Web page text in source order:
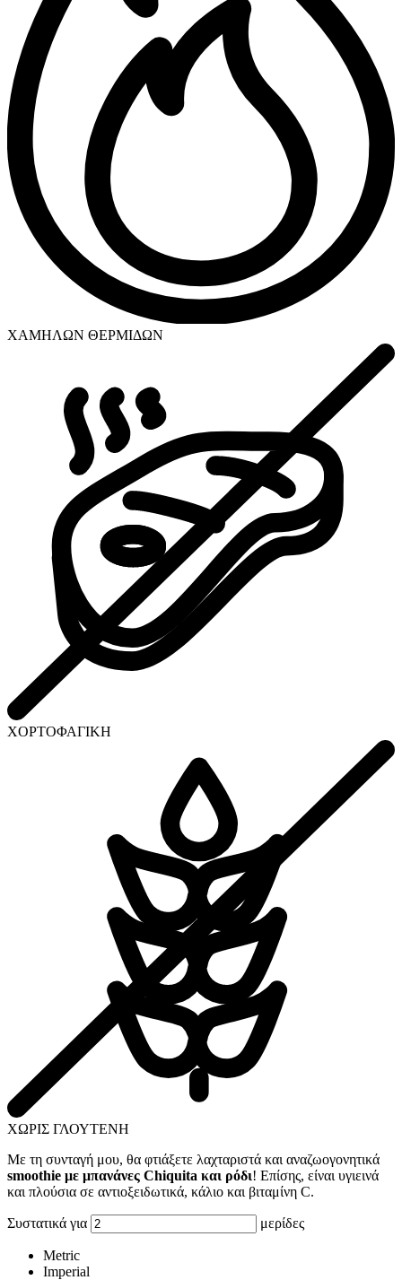
ΧΑΜΗΛΩΝ ΘΕΡΜΙΔΩΝ
ΧΟΡΤΟΦΑΓΙΚΗ
ΧΩΡΙΣ ΓΛΟΥΤΕΝΗ
Με τη συνταγή μου, θα φτιάξετε λαχταριστά και αναζωογονητικά
smoothie με μπανάνες Chiquita και ρόδι! Επίσης, είναι υγιεινά
και πλούσια σε αντιοξειδωτικά, κάλιο και βιταμίνη C.
Συστατικά για μερίδες
Metric
Imperial